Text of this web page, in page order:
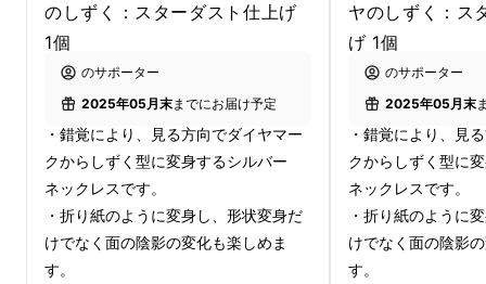
先生の錯覚研究の中で、「だまし絵」を見た人
工知能(AI)が「実体再現が可能だ」と解答した
ことを端に発見されたのが「変身立体」です。
先生にお目にかかり、初めて見た「変身立体」
の衝撃と感動をお伝えしたところ「研究室や教
室から外に出して楽しさや不思議さをもっと
知ってもらいたい」という先生の想いを伺いま
した。
のしずく：スターダスト仕上げ
1個
のサポーター
2025年05月末までにお届け予定
・錯覚により、見る方向でダイヤマー
クからしずく型に変身するシルバー
ネックレスです。
・折り紙のように変身し、形状変身だ
けでなく面の陰影の変化も楽しめま
す。
ヤのしずく：ス
げ 1個
のサポーター
2025年05月末
・錯覚により、見
クからしずく型に
ネックレスです。
・折り紙のように
けでなく面の陰影
す。